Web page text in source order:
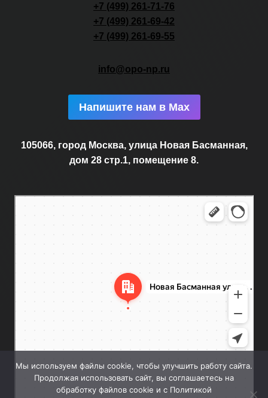
+7 (499) 261-71-76
+7 (499) 261-69-42
+7 (499) 261-69-55
info@opo-np.ru
Напишите нам в Max
105066, город Москва, улица Новая Басманная,
дом 28 стр.1, помещение 8.
Мы используем файлы cookie, чтобы улучшить работу сайта.
Продолжая использовать сайт, вы соглашаетесь на
обработку файлов cookie и с Политикой